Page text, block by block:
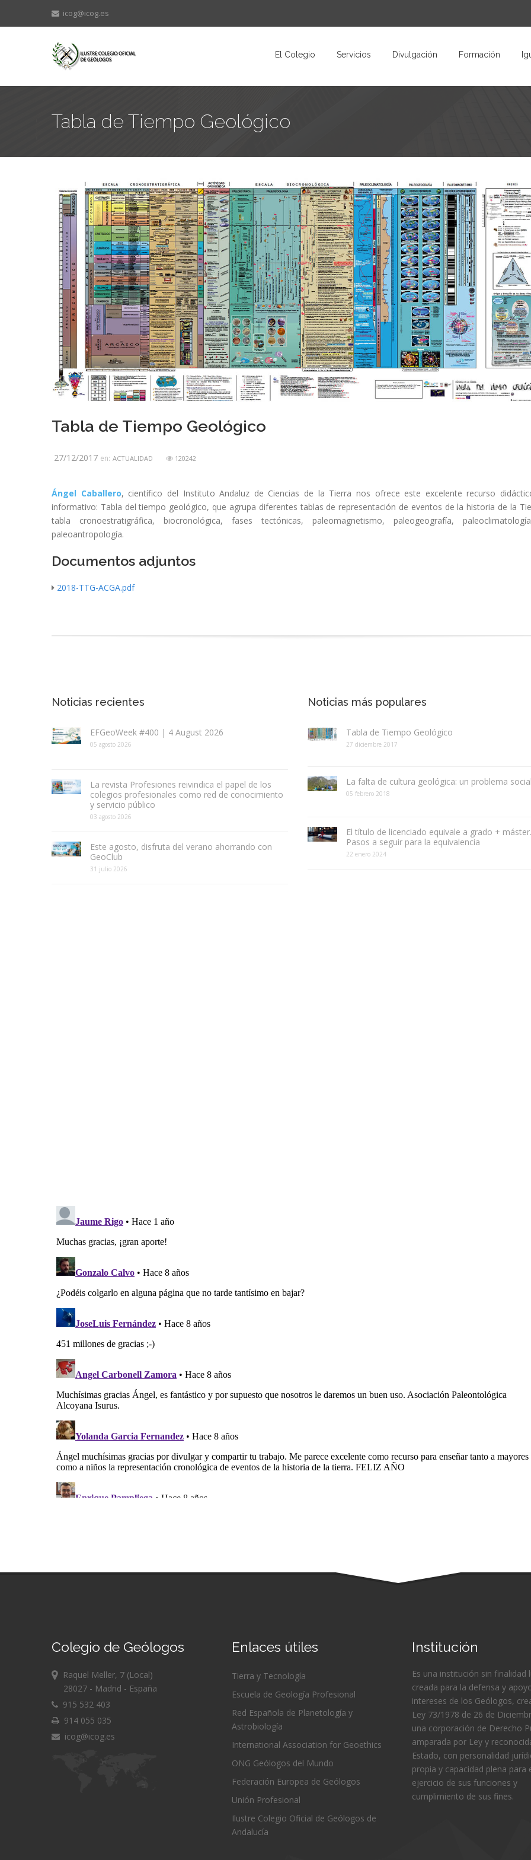
icog@icog.es
El Colegio Servicios Divulgación Formación
Tabla de Tiempo Geológico
Tabla de Tiempo Geológico
27/12/2017 en: ACTUALIDAD 120242
Ángel Caballero, científico del Instituto Andaluz de Ciencias de la Tierra nos ofrece este excelente recurso
informativo: Tabla del tiempo geológico, que agrupa diferentes tablas de representación de eventos de la historia de la
tabla cronoestratigráfica, biocronológica, fases tectónicas, paleomagnetismo, paleogeografía,
paleoantropología.
Documentos adjuntos
2018-TTG-ACGA.pdf
Noticias recientes
EFGeoWeek #400 | 4 August 2026
05 agosto 2026
La revista Profesiones reivindica el papel de los
colegios profesionales como red de conocimiento
y servicio público
03 agosto 2026
Este agosto, disfruta del verano ahorrando con
GeoClub
31 julio 2026
Noticias más populares
Tabla de Tiempo Geológico
27 diciembre 2017
La falta de cultura geológica: un problema
05 febrero 2018
El título de licenciado equivale a grado + máster.
Pasos a seguir para la equivalencia
22 enero 2024
Colegio de Geólogos
Raquel Meller, 7 (Local)
28027 - Madrid - España
915 532 403
914 055 035
icog@icog.es
Enlaces útiles
Tierra y Tecnología
Escuela de Geología Profesional
Red Española de Planetología y
Astrobiología
International Association for Geoethics
ONG Geólogos del Mundo
Federación Europea de Geólogos
Unión Profesional
Ilustre Colegio Oficial de Geólogos de
Andalucía
Institución
Es una institución sin finalidad
creada para la defensa y
intereses de los Geólogos,
Ley 73/1978 de 26 de
una corporación de Derecho
amparada por Ley y
Estado, con personalidad
propia y capacidad plena para
ejercicio de sus funciones y
cumplimiento de sus fines.